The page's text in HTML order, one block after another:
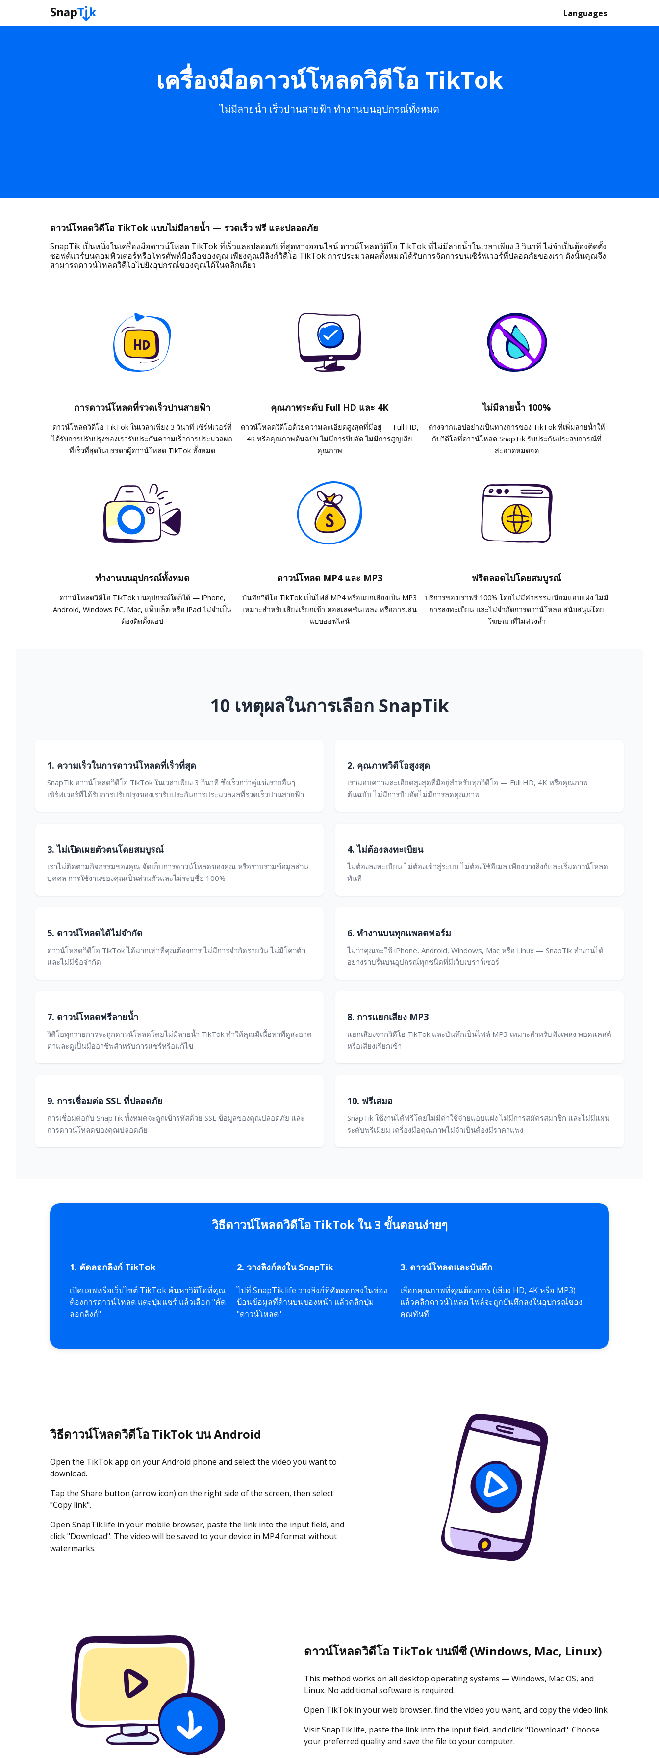
Languages
เครื่องมือดาวน์โหลดวิดีโอ TikTok
ไม่มีลายน้ำ เร็วปานสายฟ้า ทำงานบนอุปกรณ์ทั้งหมด
ดาวน์โหลดวิดีโอ TikTok แบบไม่มีลายน้ำ — รวดเร็ว ฟรี และปลอดภัย
SnapTik เป็นหนึ่งในเครื่องมือดาวน์โหลด TikTok ที่เร็วและปลอดภัยที่สุดทางออนไลน์ ดาวน์โหลดวิดีโอ TikTok ที่ไม่มีลายน้ำในเวลาเพียง 3 วินาที ไม่จำเป็นต้องติดตั้ง
ซอฟต์แวร์บนคอมพิวเตอร์หรือโทรศัพท์มือถือของคุณ เพียงคุณมีลิงก์วิดีโอ TikTok การประมวลผลทั้งหมดได้รับการจัดการบนเซิร์ฟเวอร์ที่ปลอดภัยของเรา ดังนั้นคุณจึง
สามารถดาวน์โหลดวิดีโอไปยังอุปกรณ์ของคุณได้ในคลิกเดียว
การดาวน์โหลดที่รวดเร็วปานสายฟ้า
ดาวน์โหลดวิดีโอ TikTok ในเวลาเพียง 3 วินาที เซิร์ฟเวอร์ที่
ได้รับการปรับปรุงของเรารับประกันความเร็วการประมวลผล
ที่เร็วที่สุดในบรรดาผู้ดาวน์โหลด TikTok ทั้งหมด
คุณภาพระดับ Full HD และ 4K
ดาวน์โหลดวิดีโอด้วยความละเอียดสูงสุดที่มีอยู่ — Full HD,
4K หรือคุณภาพต้นฉบับ ไม่มีการบีบอัด ไม่มีการสูญเสีย
คุณภาพ
ไม่มีลายน้ำ 100%
ต่างจากแอปอย่างเป็นทางการของ TikTok ที่เพิ่มลายน้ำให้
กับวิดีโอที่ดาวน์โหลด SnapTik รับประกันประสบการณ์ที่
สะอาดหมดจด
ทำงานบนอุปกรณ์ทั้งหมด
ดาวน์โหลดวิดีโอ TikTok บนอุปกรณ์ใดก็ได้ — iPhone,
Android, Windows PC, Mac, แท็บเล็ต หรือ iPad ไม่จำเป็น
ต้องติดตั้งแอป
ดาวน์โหลด MP4 และ MP3
บันทึกวิดีโอ TikTok เป็นไฟล์ MP4 หรือแยกเสียงเป็น MP3
เหมาะสำหรับเสียงเรียกเข้า คอลเลคชันเพลง หรือการเล่น
แบบออฟไลน์
ฟรีตลอดไปโดยสมบูรณ์
บริการของเราฟรี 100% โดยไม่มีค่าธรรมเนียมแอบแฝง ไม่มี
การลงทะเบียน และไม่จำกัดการดาวน์โหลด สนับสนุนโดย
โฆษณาที่ไม่ล่วงล้ำ
10 เหตุผลในการเลือก SnapTik
1. ความเร็วในการดาวน์โหลดที่เร็วที่สุด
SnapTik ดาวน์โหลดวิดีโอ TikTok ในเวลาเพียง 3 วินาที ซึ่งเร็วกว่าคู่แข่งรายอื่นๆ
เซิร์ฟเวอร์ที่ได้รับการปรับปรุงของเรารับประกันการประมวลผลที่รวดเร็วปานสายฟ้า
2. คุณภาพวิดีโอสูงสุด
เรามอบความละเอียดสูงสุดที่มีอยู่สำหรับทุกวิดีโอ — Full HD, 4K หรือคุณภาพ
ต้นฉบับ ไม่มีการบีบอัดไม่มีการลดคุณภาพ
3. ไม่เปิดเผยตัวตนโดยสมบูรณ์
เราไม่ติดตามกิจกรรมของคุณ จัดเก็บการดาวน์โหลดของคุณ หรือรวบรวมข้อมูลส่วน
บุคคล การใช้งานของคุณเป็นส่วนตัวและไม่ระบุชื่อ 100%
4. ไม่ต้องลงทะเบียน
ไม่ต้องลงทะเบียน ไม่ต้องเข้าสู่ระบบ ไม่ต้องใช้อีเมล เพียงวางลิงก์และเริ่มดาวน์โหลด
ทันที
5. ดาวน์โหลดได้ไม่จำกัด
ดาวน์โหลดวิดีโอ TikTok ได้มากเท่าที่คุณต้องการ ไม่มีการจำกัดรายวัน ไม่มีโควต้า
และไม่มีข้อจำกัด
6. ทำงานบนทุกแพลตฟอร์ม
ไม่ว่าคุณจะใช้ iPhone, Android, Windows, Mac หรือ Linux — SnapTik ทำงานได้
อย่างราบรื่นบนอุปกรณ์ทุกชนิดที่มีเว็บเบราว์เซอร์
7. ดาวน์โหลดฟรีลายน้ำ
วิดีโอทุกรายการจะถูกดาวน์โหลดโดยไม่มีลายน้ำ TikTok ทำให้คุณมีเนื้อหาที่ดูสะอาด
ตาและดูเป็นมืออาชีพสำหรับการแชร์หรือแก้ไข
8. การแยกเสียง MP3
แยกเสียงจากวิดีโอ TikTok และบันทึกเป็นไฟล์ MP3 เหมาะสำหรับฟังเพลง พอดแคสต์
หรือเสียงเรียกเข้า
9. การเชื่อมต่อ SSL ที่ปลอดภัย
การเชื่อมต่อกับ SnapTik ทั้งหมดจะถูกเข้ารหัสด้วย SSL ข้อมูลของคุณปลอดภัย และ
การดาวน์โหลดของคุณปลอดภัย
10. ฟรีเสมอ
SnapTik ใช้งานได้ฟรีโดยไม่มีค่าใช้จ่ายแอบแฝง ไม่มีการสมัครสมาชิก และไม่มีแผน
ระดับพรีเมียม เครื่องมือคุณภาพไม่จำเป็นต้องมีราคาแพง
วิธีดาวน์โหลดวิดีโอ TikTok ใน 3 ขั้นตอนง่ายๆ
1. คัดลอกลิงก์ TikTok
เปิดแอพหรือเว็บไซต์ TikTok ค้นหาวิดีโอที่คุณ
ต้องการดาวน์โหลด แตะปุ่มแชร์ แล้วเลือก "คัด
ลอกลิงก์"
2. วางลิงก์ลงใน SnapTik
ไปที่ SnapTik.life วางลิงก์ที่คัดลอกลงในช่อง
ป้อนข้อมูลที่ด้านบนของหน้า แล้วคลิกปุ่ม
"ดาวน์โหลด"
3. ดาวน์โหลดและบันทึก
เลือกคุณภาพที่คุณต้องการ (เสียง HD, 4K หรือ MP3)
แล้วคลิกดาวน์โหลด ไฟล์จะถูกบันทึกลงในอุปกรณ์ของ
คุณทันที
วิธีดาวน์โหลดวิดีโอ TikTok บน Android
Open the TikTok app on your Android phone and select the video you want to
download.
Tap the Share button (arrow icon) on the right side of the screen, then select
"Copy link".
Open SnapTik.life in your mobile browser, paste the link into the input field, and
click "Download". The video will be saved to your device in MP4 format without
watermarks.
ดาวน์โหลดวิดีโอ TikTok บนพีซี (Windows, Mac, Linux)
This method works on all desktop operating systems — Windows, Mac OS, and
Linux. No additional software is required.
Open TikTok in your web browser, find the video you want, and copy the video link.
Visit SnapTik.life, paste the link into the input field, and click "Download". Choose
your preferred quality and save the file to your computer.